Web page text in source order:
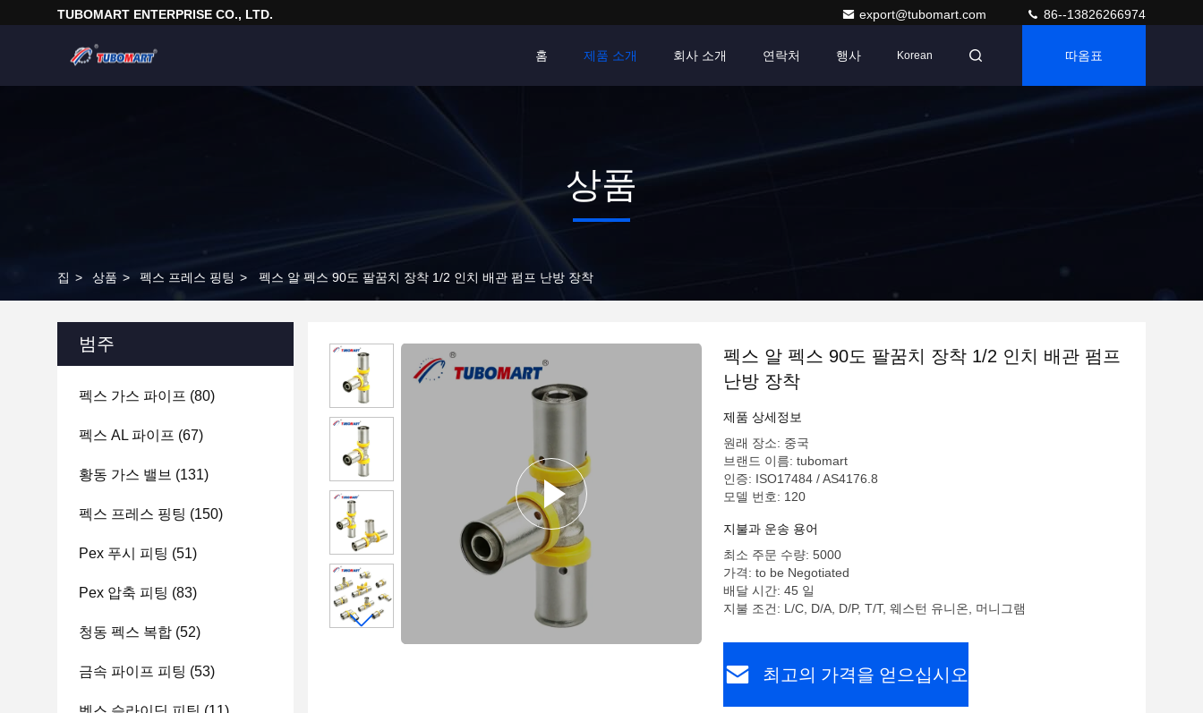
TUBOMART ENTERPRISE CO., LTD. export@tubomart.com 86--13826266974
홈 제품 소개 회사 소개 연락처 행사 Korean 따옴표
상품
집 > 상품 > 펙스 프레스 핑팅 > 펙스 알 펙스 90도 팔꿈치 장착 1/2 인치 배관 펌프 난방 장착
범주
펙스 가스 파이프 (80)
펙스 AL 파이프 (67)
황동 가스 밸브 (131)
펙스 프레스 핑팅 (150)
Pex 푸시 피팅 (51)
Pex 압축 피팅 (83)
청동 펙스 복합 (52)
금속 파이프 피팅 (53)
펙스 알 펙스 90도 팔꿈치 장착 1/2 인치 배관 펌프
난방 장착
제품 상세정보
원래 장소: 중국
브랜드 이름: tubomart
인증: ISO17484 / AS4176.8
모델 번호: 120
지불과 운송 용어
최소 주문 수량: 5000
가격: to be Negotiated
배달 시간: 45 일
지불 조건: L/C, D/A, D/P, T/T, 웨스턴 유니온, 머니그램
최고의 가격을 얻으십시오